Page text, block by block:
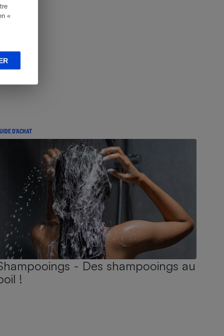
«
D'ACHAT
- Des shampooings au
!